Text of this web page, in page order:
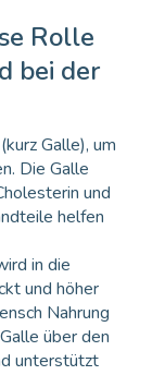
Rolle
bei der
Galle), um
Die Galle
und
helfen
in die
und höher
Nahrung
über den
unterstützt